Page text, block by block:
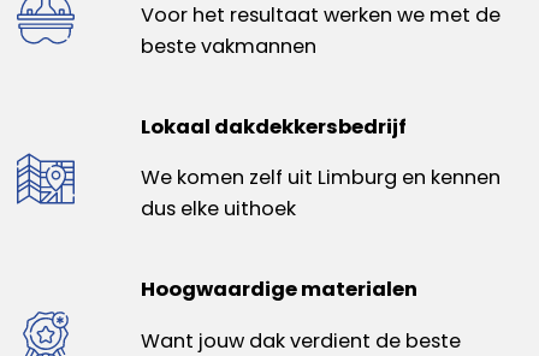
Voor het resultaat werken we met de
beste vakmannen
Lokaal dakdekkersbedrijf
We komen zelf uit Limburg en kennen
dus elke uithoek
Hoogwaardige materialen
Want jouw dak verdient de beste